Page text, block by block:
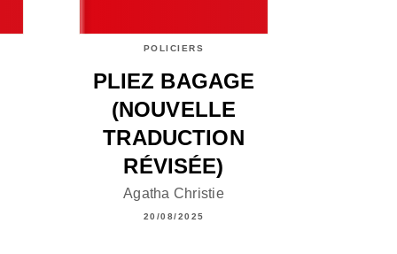
POLICIERS
PLIEZ BAGAGE
(NOUVELLE
TRADUCTION
RÉVISÉE)
Agatha Christie
20/08/2025